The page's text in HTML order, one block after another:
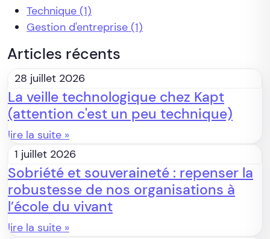
Technique (1)
Gestion d'entreprise (1)
Articles récents
28 juillet 2026
La veille technologique chez Kapt
(attention c'est un peu technique)
lire la suite »
1 juillet 2026
Sobriété et souveraineté : repenser la
robustesse de nos organisations à
l’école du vivant
lire la suite »